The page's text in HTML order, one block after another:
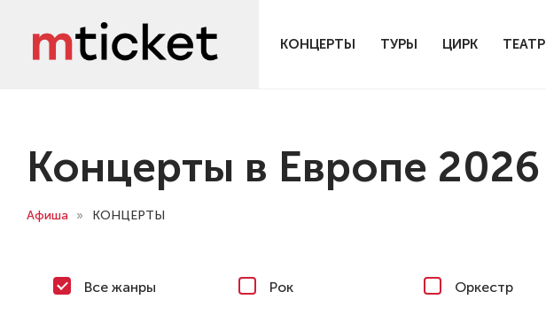
КОНЦЕРТЫ ТУРЫ ЦИРК ТЕАТР
Концерты в Европе 2026
Афиша » КОНЦЕРТЫ
Все жанры Рок Оркестр